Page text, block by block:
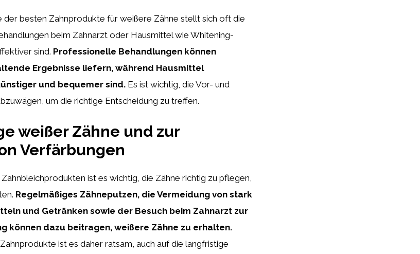
der besten Zahnprodukte für weißere Zähne stellt sich oft die
beim Zahnarzt oder Hausmittel wie Whitening-
sind. Professionelle Behandlungen können
Ergebnisse liefern, während Hausmittel
und bequemer sind. Es ist wichtig, die Vor- und
um die richtige Entscheidung zu treffen.
weißer Zähne und zur
Verfärbungen
ist es wichtig, die Zähne richtig zu pflegen,
Regelmäßiges Zähneputzen, die Vermeidung von stark
und Getränken sowie der Besuch beim Zahnarzt zur
können dazu beitragen, weißere Zähne zu erhalten.
ist es daher ratsam, auch auf die langfristige